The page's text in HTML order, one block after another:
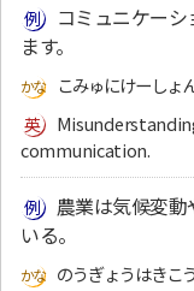
コミュニケーシ
ます。
こみゅにけーしょ
communication.
農業は気候変動
いる。
のうぎょうはきこ